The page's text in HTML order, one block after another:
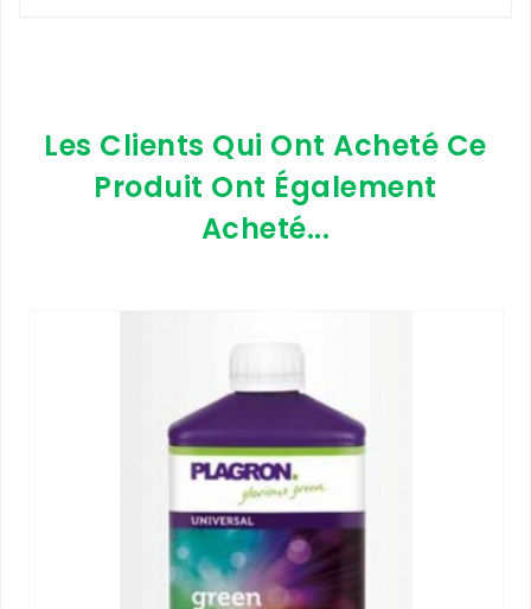
Les Clients Qui Ont Acheté Ce
Produit Ont Également
Acheté...